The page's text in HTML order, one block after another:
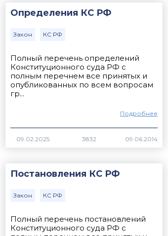
Определения КС РФ
Закон КС РФ
Полный перечень определений
Конституционного суда РФ с
полным перечнем все принятых и
опубликованных по всем вопросам
гр...
Подробнее
3832
Постановления КС РФ
Закон КС РФ
Полный перечень постановлений
Конституционного суда РФ с